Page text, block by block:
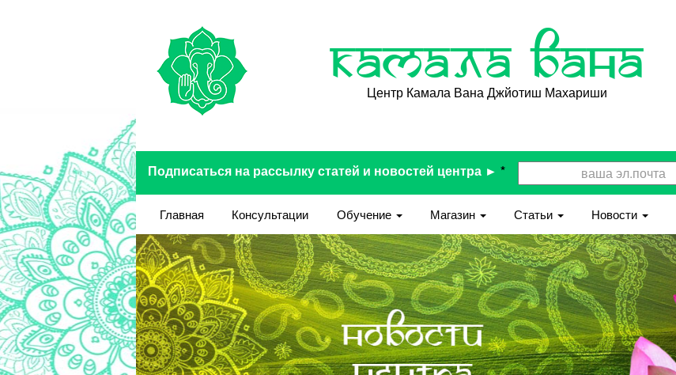
Камала Вана
Центр Камала Вана Джйотиш Махариши
Подписаться на рассылку статей и новостей центра ► *
Главная Консультации Обучение Магазин Статьи Новости